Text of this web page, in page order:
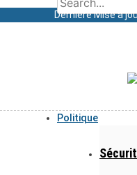
Dernière Mise à
Politique